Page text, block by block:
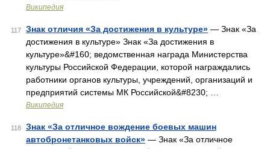
Википедия
117 Знак отличия «За достижения в культуре» — Знак «За
достижения в культуре» Знак «За достижения в
культуре»&#160; ведомственная награда Министерства
культуры Российской Федерации, которой награждались
работники органов культуры, учреждений, организаций и
предприятий системы МК Российской&#8230; …
Википедия
118
Знак «За отличное вождение боевых машин
автобронетанковых войск» — Знак «За отличное